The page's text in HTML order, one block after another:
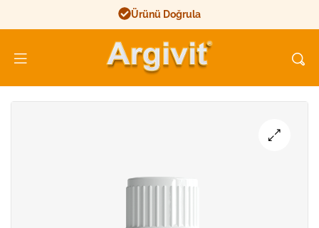
Ürünü Doğrula
Argivit